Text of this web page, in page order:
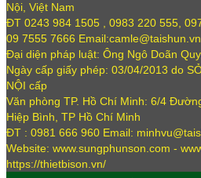
Nội, Việt Nam
ĐT 0243 984 1505 , 0983 220 555,
09 7555 7666
Đại diện pháp luật: Ông Ngô Doãn
Ngày cấp giấy phép: 03/04/2013 do
NỘI cấp
Văn phòng TP. Hồ Chí Minh: 6/4
Hiệp Bình, TP Hồ Chí Minh
ĐT : 0981 666 960 Email:
Website: www.sungphunson.com -
https://thietbison.vn/